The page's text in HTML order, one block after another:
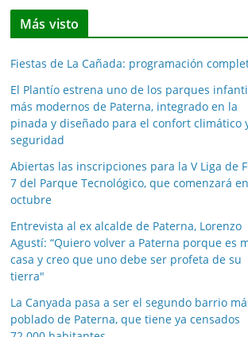
t
i
a
s
p
o
r
m
e
s
e
s
Más visto
Fiestas de La Cañada: programación
El Plantío estrena uno de los parques
más modernos de Paterna, integrado en la
pinada y diseñado para el confort climático
seguridad
Abiertas las inscripciones para la V Liga de
7 del Parque Tecnológico, que comenzará en
octubre
Entrevista al ex alcalde de Paterna, Lorenzo
Agustí: “Quiero volver a Paterna porque es
casa y creo que uno debe ser profeta de su
tierra"
La Canyada pasa a ser el segundo barrio
poblado de Paterna, que tiene ya censados